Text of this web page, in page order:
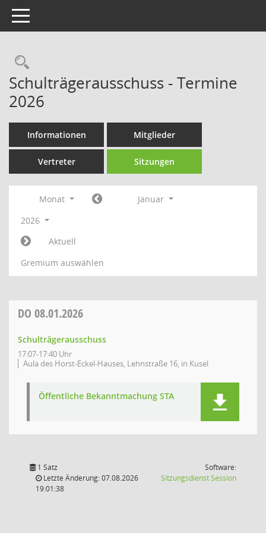
Toggle navigation
Rechercheauswahl
Schulträgerausschuss - Termine
2026
Informationen Mitglieder
Vertreter Sitzungen
Monat
Januar
2026
Aktuell
Gremium auswählen
DO 08.01.2026
Schulträgerausschuss
17:07-17:40 Uhr
Aula des Horst-Eckel-Hauses, Lehnstraße 16, in Kusel
Öffentliche Bekanntmachung STA
1 Satz
Letzte Änderung: 07.08.2026
19:01:38
Software:
SitzungsdienstSession(Wird in